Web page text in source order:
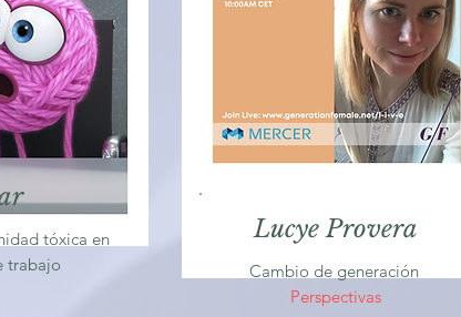
tóxica en
trabajo
Lucye Provera
Cambio de generación
Perspectivas